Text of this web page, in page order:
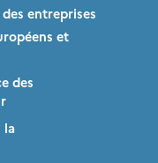
entreprises
et
des
la